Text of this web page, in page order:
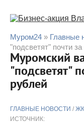
Муром24 » Главные
"подсветят" почти
Муромский
"подсветят"
рублей
ГЛАВНЫЕ НОВОСТИ /
ИСТОЧНИК: